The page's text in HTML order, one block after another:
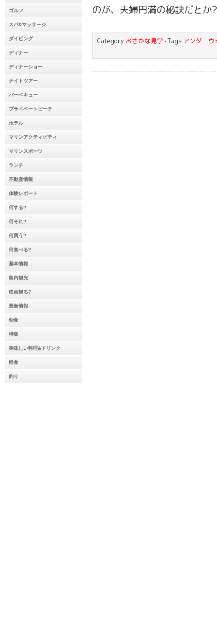
ゴルフ
スパ&マッサージ
ダイビング
ディナー
ディナーショー
ナイトツアー
バーベキュー
プライベートビーチ
ホテル
マリンアクティビティ
マリンスポーツ
ランチ
不動産情報
体験レポート
何する?
何それ?
何買う?
何食べる?
基本情報
島内観光
映画観る?
最新情報
朝食
特集
美味しい料理&ドリンク
軽食
釣り
のが、夫婦円満の秘訣だと
Category おさかな見学 · Tags アンダー